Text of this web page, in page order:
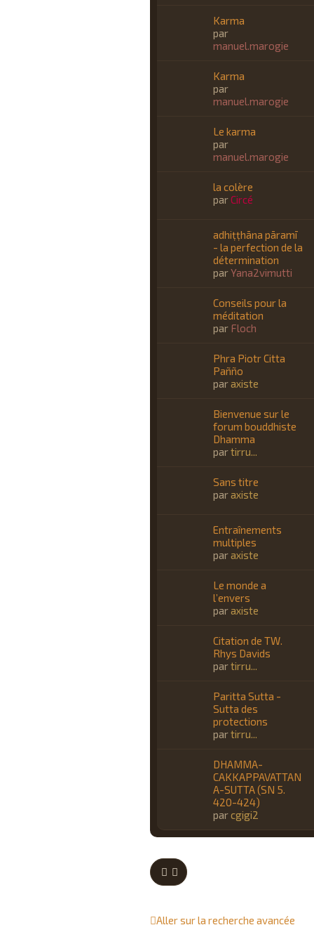
Karma
par
manuel.marogie
Karma
par
manuel.marogie
Le karma
par
manuel.marogie
la colère
parCircé
adhiṭṭhāna pāramī
- la perfection de la
détermination
parYana2vimutti
Conseils pour la
méditation
par Floch
Phra Piotr Citta
Pañño
paraxiste
Bienvenue sur le
forum bouddhiste
Dhamma
partirru...
Sans titre
paraxiste
Entraînements
multiples
paraxiste
Le monde a
l’envers
paraxiste
Citation de TW.
Rhys Davids
partirru...
Paritta Sutta -
Sutta des
protections
partirru...
DHAMMA-
CAKKAPPAVATTAN
A-SUTTA (SN 5.
420-424)
parcgigi2
Aller sur la recherche avancée